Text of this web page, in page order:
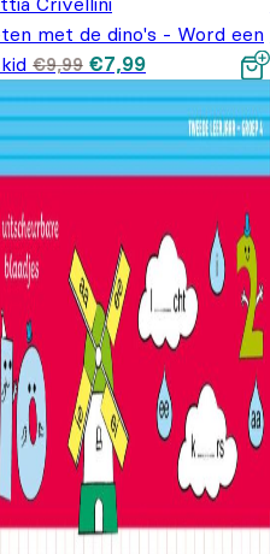
met de dino's - Word een
€9,99 Oorspronkelijke
prijs was: €9,99.
€7,99Huidige prijs
is: €7,99.